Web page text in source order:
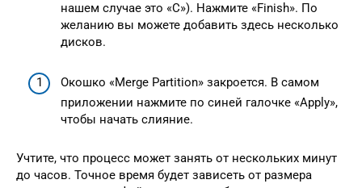
нашем случае это «C»). Нажмите «Finish». По
желанию вы можете добавить здесь несколько
дисков.
Окошко «Merge Partition» закроется. В самом
приложении нажмите по синей галочке «Apply»,
чтобы начать слияние.
Учтите, что процесс может занять от нескольких минут
до часов. Точное время будет зависеть от размера